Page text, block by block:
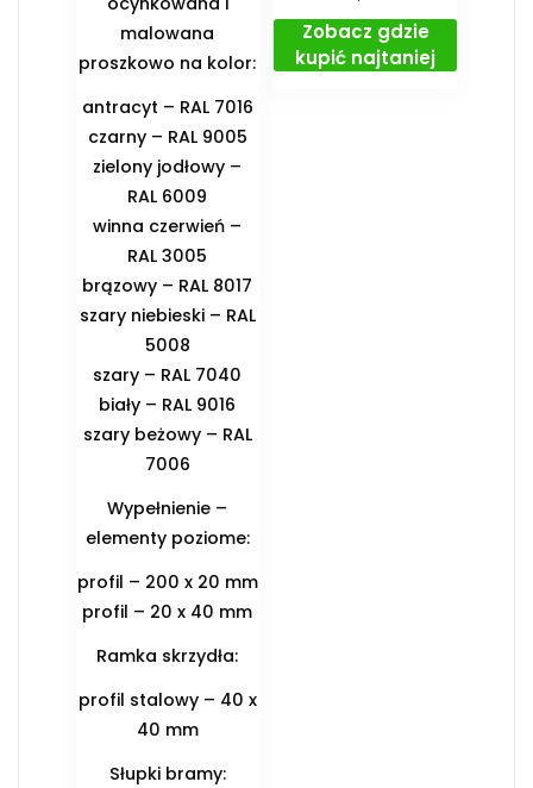
malowana
proszkowo na kolor:
antracyt – RAL 7016
czarny – RAL 9005
zielony jodłowy –
RAL 6009
winna czerwień –
RAL 3005
brązowy – RAL 8017
szary niebieski – RAL
5008
szary – RAL 7040
biały – RAL 9016
szary beżowy – RAL
7006
Wypełnienie –
elementy poziome:
profil – 200 x 20 mm
profil – 20 x 40 mm
Ramka skrzydła:
profil stalowy – 40 x
40 mm
Słupki bramy:
Zobacz gdzie
kupić najtaniej